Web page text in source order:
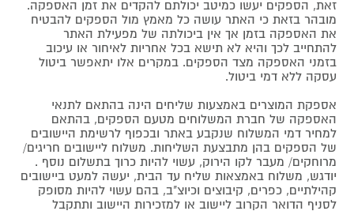
זאת, הספקים יעשו כמיטב יכולתם להקדים את זמן האספקה.
מובהר בזאת כי האתר עושה כל מאמץ מול הספקים להבטיח
את האספקה בזמן אך אין ביכולתה של מפעילת האתר
להתחייב לכך והיא לא תישא בכל אחריות לאיחור או עיכוב
בזמני האספקה מצד הספקים. במקרים אלו יתאפשר ביטול
עסקה ללא דמי ביטול.
אספקת המוצרים באמצעות שליחים הינה בהתאם לתנאי
האספקה של חברת המשלוחים מטעם הספקים, בהתאם
למחיר דמי המשלוח שנקבע באתר ובכפוף לרשימת היישובים
של הספקים בהן מתבצעת השליחות. משלוח ליישובים חריגים/
מרוחקים/ מעבר לקו הירוק, עשוי להיות כרוך בתשלום נוסף .
יודגש, משלוח באמצאות שליח עד הבית, יעשה למעט ביישובים
קהילתיים, כפרים, קיבוצים וכיוצ"ב, בהם עשוי להיות מסופק
לסניף הדואר הקרוב ליישוב או למזכירות היישוב ותתקבל